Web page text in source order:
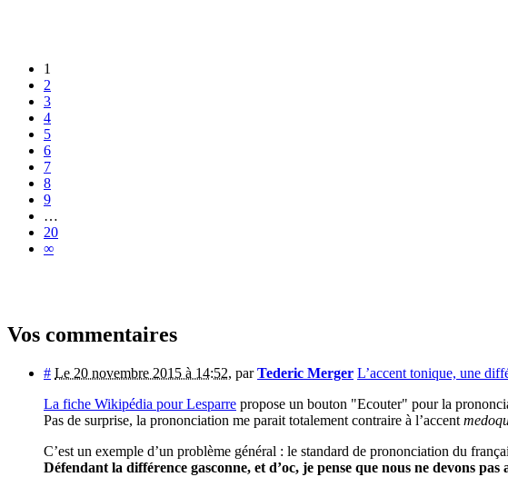
1
2
3
4
5
6
7
8
9
…
20
∞
Vos commentaires
# Le 20 novembre 2015 à 14:52, parTederic Merger L’accent tonique, une
La fiche Wikipédia pour Lesparre propose un bouton "Ecouter" pour la
Pas de surprise, la prononciation me parait totalement contraire à l’accent
C’est un exemple d’un problème général : le standard de prononciation du
Défendant la différence gasconne, et d’oc, je pense que nous ne devons pas